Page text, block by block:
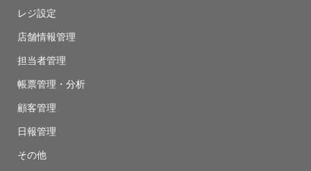
レジ設定
店舗情報管理
担当者管理
帳票管理・分析
顧客管理
日報管理
その他